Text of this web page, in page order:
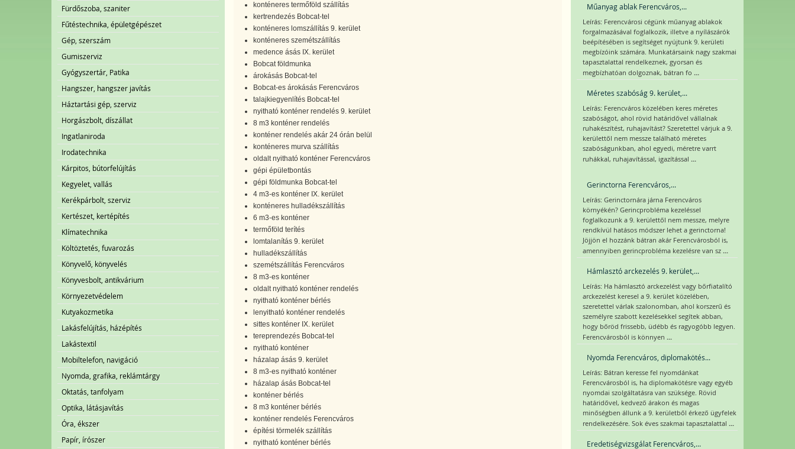
Fürdőszoba, szaniter
Fűtéstechnika, épületgépészet
Gép, szerszám
Gumiszerviz
Gyógyszertár, Patika
Hangszer, hangszer javítás
Háztartási gép, szerviz
Horgászbolt, díszállat
Ingatlaniroda
Irodatechnika
Kárpitos, bútorfelújítás
Kegyelet, vallás
Kerékpárbolt, szerviz
Kertészet, kertépítés
Klímatechnika
Költöztetés, fuvarozás
Könyvelő, könyvelés
Könyvesbolt, antikvárium
Környezetvédelem
Kutyakozmetika
Lakásfelújítás, házépítés
Lakástextil
Mobiltelefon, navigáció
Nyomda, grafika, reklámtárgy
Oktatás, tanfolyam
Optika, látásjavítás
Óra, ékszer
Papír, írószer
konténeres termőföld szállítás
kertrendezés Bobcat-tel
konténeres lomszállítás 9. kerület
konténeres szemétszállítás
medence ásás IX. kerület
Bobcat földmunka
árokásás Bobcat-tel
Bobcat-es árokásás Ferencváros
talajkiegyenlítés Bobcat-tel
nyitható konténer rendelés 9. kerület
8 m3 konténer rendelés
konténer rendelés akár 24 órán belül
konténeres murva szállítás
oldalt nyitható konténer Ferencváros
gépi épületbontás
gépi földmunka Bobcat-tel
4 m3-es konténer IX. kerület
konténeres hulladékszállítás
6 m3-es konténer
termőföld terítés
lomtalanítás 9. kerület
hulladékszállítás
szemétszállítás Ferencváros
8 m3-es konténer
oldalt nyitható konténer rendelés
nyitható konténer bérlés
lenyitható konténer rendelés
sittes konténer IX. kerület
tereprendezés Bobcat-tel
nyitható konténer
házalap ásás 9. kerület
8 m3-es nyitható konténer
házalap ásás Bobcat-tel
konténer bérlés
8 m3 konténer bérlés
konténer rendelés Ferencváros
építési törmelék szállítás
nyitható konténer bérlés
Műanyag ablak Ferencváros,...
Leírás: Ferencvárosi cégünk műanyag ablakok
forgalmazásával foglalkozik, illetve a nyílászárók
beépítésében is segítséget nyújtunk 9. kerületi
megbízóink számára. Munkatársaink nagy szakmai
tapasztalattal rendelkeznek, gyorsan és
megbízhatóan dolgoznak, bátran fo ...
Méretes szabóság 9. kerület,...
Leírás: Ferencváros közelében keres méretes
szabóságot, ahol rövid határidővel vállalnak
ruhakészítést, ruhajavítást? Szeretettel várjuk a 9.
kerülettől nem messze található méretes
szabóságunkban, ahol egyedi, méretre varrt
ruhákkal, ruhajavítással, igazítással ...
Gerinctorna Ferencváros,...
Leírás: Gerinctornára járna Ferencváros
környékén? Gerincprobléma kezeléssel
foglalkozunk a 9. kerülettől nem messze, melyre
rendkívül hatásos módszer lehet a gerinctorna!
Jöjjön el hozzánk bátran akár Ferencvárosból is,
amennyiben gerincprobléma kezelésre van sz ...
Hámlasztó arckezelés 9. kerület,...
Leírás: Ha hámlasztó arckezelést vagy bőrfiatalító
arckezelést keresel a 9. kerület közelében,
szeretettel várlak szalonomban, ahol korszerű és
személyre szabott kezelésekkel segítek abban,
hogy bőröd frissebb, üdébb és ragyogóbb legyen.
Ferencvárosból is könnyen ...
Nyomda Ferencváros, diplomakötés...
Leírás: Bátran keresse fel nyomdánkat
Ferencvárosból is, ha diplomakötésre vagy egyéb
nyomdai szolgáltatásra van szüksége. Rövid
határidővel, kedvező árakon és magas
minőségben állunk a 9. kerületből érkező ügyfelek
rendelkezésére. Sok éves szakmai tapasztalattal ...
Eredetiségvizsgálat Ferencváros,...